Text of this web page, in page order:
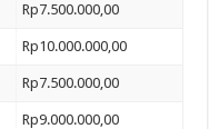
Rp7.500.000,00
Rp10.000.000,00
Rp7.500.000,00
Rp9.000.000,00